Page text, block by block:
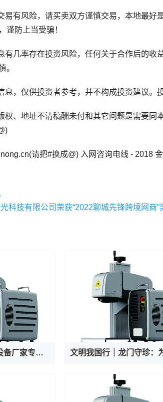
有风险，请买卖双方谨慎交易，本地最好
谨防上当受骗！
率存在投资风险，任何关于合作后的收
。
仅供投资者参考，并不构成投资建议。投
、地址不清稿酬未付和其它问题是需要同
请把#换成@) 入网咨询电线 - 2018 金
科技有限公司荣获“2022聊城先锋跨境网商”
液冷板拼装激光焊接设备厂家专业出产AI服务器液冷阀焊接机